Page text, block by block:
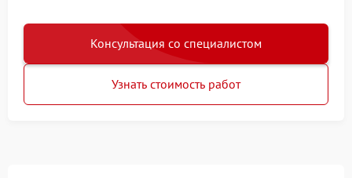
Консультация со специалистом
Узнать стоимость работ